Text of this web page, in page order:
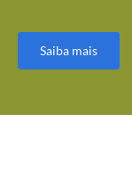
Saiba mais